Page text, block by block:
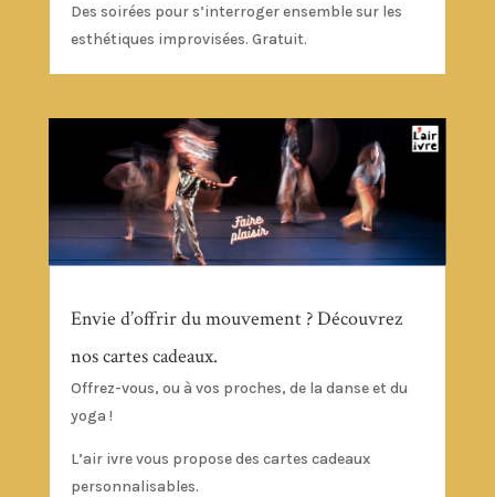
Des soirées pour s’interroger ensemble sur les
esthétiques improvisées. Gratuit.
Envie d’offrir du mouvement ? Découvrez
nos cartes cadeaux.
Offrez-vous, ou à vos proches, de la danse et du
yoga !
L’air ivre vous propose des cartes cadeaux
personnalisables.